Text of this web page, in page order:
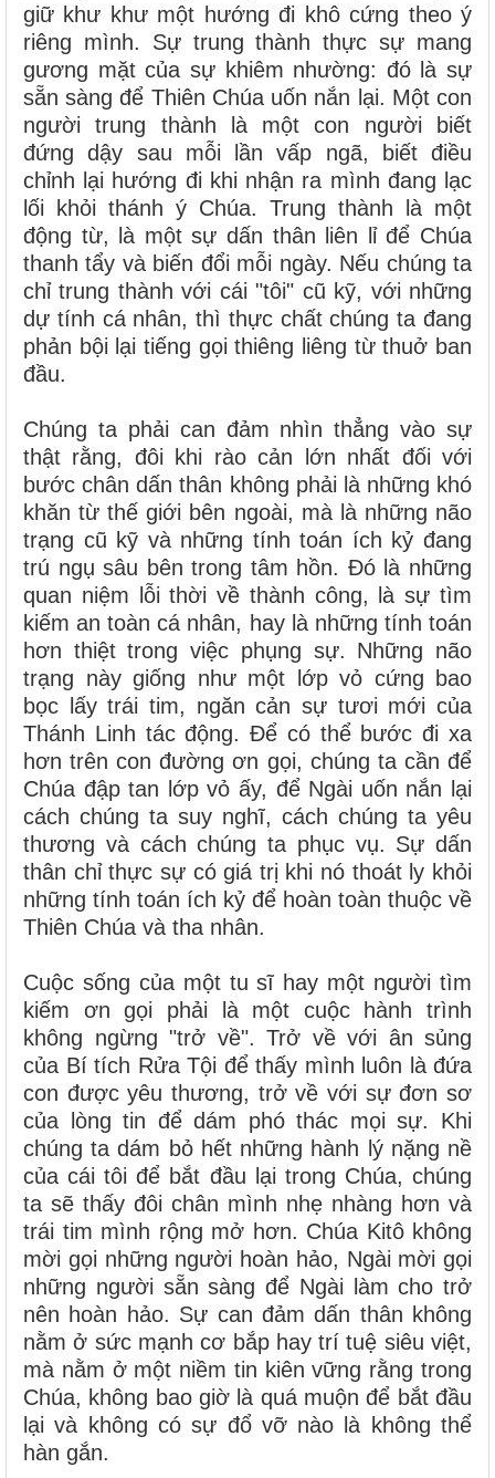
giữ khư khư một hướng đi khô cứng theo ý
riêng mình. Sự trung thành thực sự mang
gương mặt của sự khiêm nhường: đó là sự
sẵn sàng để Thiên Chúa uốn nắn lại. Một con
người trung thành là một con người biết
đứng dậy sau mỗi lần vấp ngã, biết điều
chỉnh lại hướng đi khi nhận ra mình đang lạc
lối khỏi thánh ý Chúa. Trung thành là một
động từ, là một sự dấn thân liên lỉ để Chúa
thanh tẩy và biến đổi mỗi ngày. Nếu chúng ta
chỉ trung thành với cái "tôi" cũ kỹ, với những
dự tính cá nhân, thì thực chất chúng ta đang
phản bội lại tiếng gọi thiêng liêng từ thuở ban
đầu.
Chúng ta phải can đảm nhìn thẳng vào sự
thật rằng, đôi khi rào cản lớn nhất đối với
bước chân dấn thân không phải là những khó
khăn từ thế giới bên ngoài, mà là những não
trạng cũ kỹ và những tính toán ích kỷ đang
trú ngụ sâu bên trong tâm hồn. Đó là những
quan niệm lỗi thời về thành công, là sự tìm
kiếm an toàn cá nhân, hay là những tính toán
hơn thiệt trong việc phụng sự. Những não
trạng này giống như một lớp vỏ cứng bao
bọc lấy trái tim, ngăn cản sự tươi mới của
Thánh Linh tác động. Để có thể bước đi xa
hơn trên con đường ơn gọi, chúng ta cần để
Chúa đập tan lớp vỏ ấy, để Ngài uốn nắn lại
cách chúng ta suy nghĩ, cách chúng ta yêu
thương và cách chúng ta phục vụ. Sự dấn
thân chỉ thực sự có giá trị khi nó thoát ly khỏi
những tính toán ích kỷ để hoàn toàn thuộc về
Thiên Chúa và tha nhân.
Cuộc sống của một tu sĩ hay một người tìm
kiếm ơn gọi phải là một cuộc hành trình
không ngừng "trở về". Trở về với ân sủng
của Bí tích Rửa Tội để thấy mình luôn là đứa
con được yêu thương, trở về với sự đơn sơ
của lòng tin để dám phó thác mọi sự. Khi
chúng ta dám bỏ hết những hành lý nặng nề
của cái tôi để bắt đầu lại trong Chúa, chúng
ta sẽ thấy đôi chân mình nhẹ nhàng hơn và
trái tim mình rộng mở hơn. Chúa Kitô không
mời gọi những người hoàn hảo, Ngài mời gọi
những người sẵn sàng để Ngài làm cho trở
nên hoàn hảo. Sự can đảm dấn thân không
nằm ở sức mạnh cơ bắp hay trí tuệ siêu việt,
mà nằm ở một niềm tin kiên vững rằng trong
Chúa, không bao giờ là quá muộn để bắt đầu
lại và không có sự đổ vỡ nào là không thể
hàn gắn.